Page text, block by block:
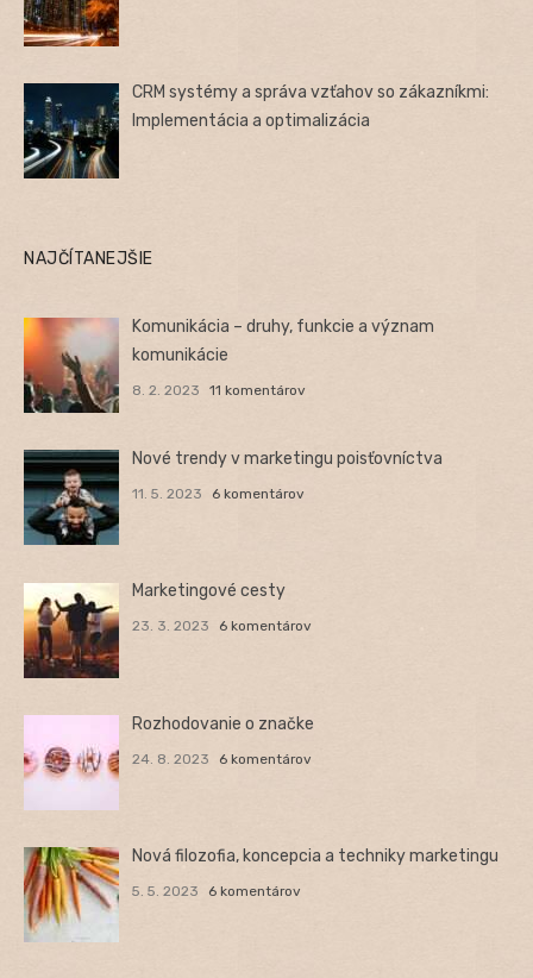
CRM systémy a správa vzťahov so zákazníkmi:
Implementácia a optimalizácia
NAJČÍTANEJŠIE
Komunikácia – druhy, funkcie a význam
komunikácie
8. 2. 2023 11 komentárov
Nové trendy v marketingu poisťovníctva
11. 5. 2023 6 komentárov
Marketingové cesty
23. 3. 2023 6 komentárov
Rozhodovanie o značke
24. 8. 2023 6 komentárov
Nová filozofia, koncepcia a techniky marketingu
5. 5. 2023 6 komentárov